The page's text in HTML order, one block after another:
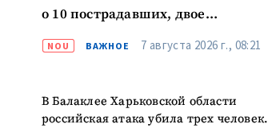
о 10 пострадавших, двое
NOU ВАЖНОЕ 7 августа 2026 г., 08:21
В Балаклее Харьковской области
российская атака убила трех человек.